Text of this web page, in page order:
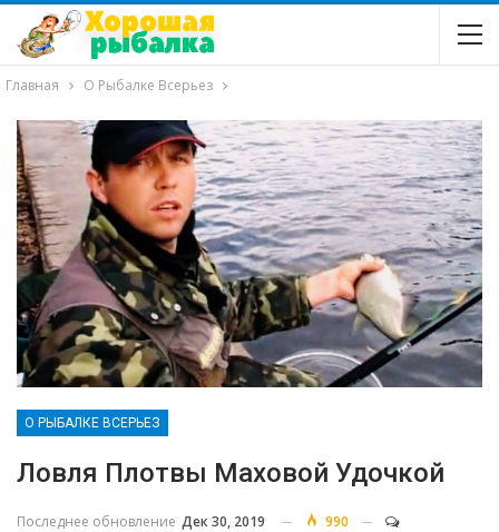
Главная О Рыбалке Всерьез
О РЫБАЛКЕ ВСЕРЬЕЗ
Ловля Плотвы Маховой Удочкой
Последнее обновление Дек 30, 2019 990